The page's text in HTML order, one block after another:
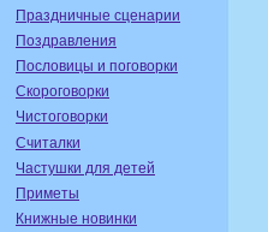
Праздничные сценарии
Поздравления
Пословицы и поговорки
Скороговорки
Чистоговорки
Считалки
Частушки для детей
Приметы
Книжные новинки